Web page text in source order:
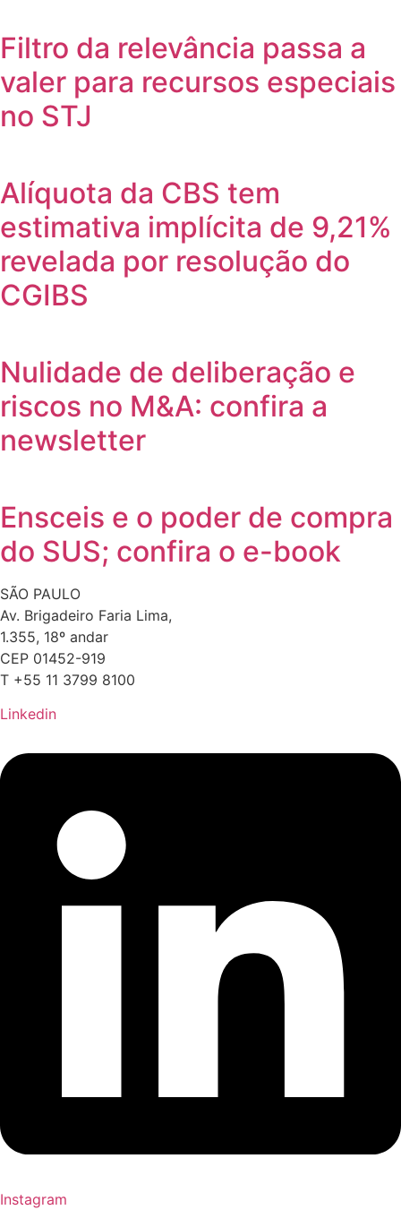
Filtro da relevância passa a
valer para recursos especiais
no STJ
Alíquota da CBS tem
estimativa implícita de 9,21%
revelada por resolução do
CGIBS
Nulidade de deliberação e
riscos no M&A: confira a
newsletter
Ensceis e o poder de compra
do SUS; confira o e-book
SÃO PAULO
Av. Brigadeiro Faria Lima,
1.355, 18º andar
CEP 01452-919
T +55 11 3799 8100
Linkedin
Instagram